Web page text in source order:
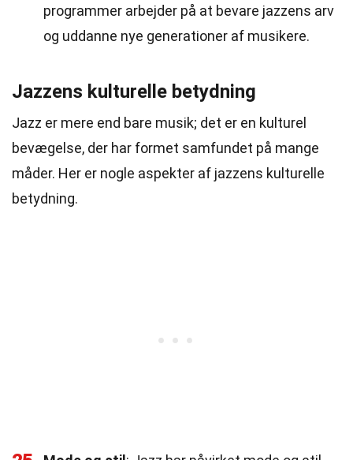
programmer arbejder på at bevare jazzens arv
og uddanne nye generationer af musikere.
Jazzens kulturelle betydning
Jazz er mere end bare musik; det er en kulturel
bevægelse, der har formet samfundet på mange
måder. Her er nogle aspekter af jazzens kulturelle
betydning.